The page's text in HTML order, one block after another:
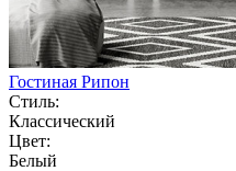
Гостиная Рипон
Стиль:
Классический
Цвет:
Белый